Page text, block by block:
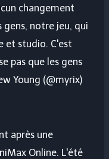
changement
notre jeu, qui
et studio. C'est
pas que les gens
Young (@myrix)
après une
Online. L'été